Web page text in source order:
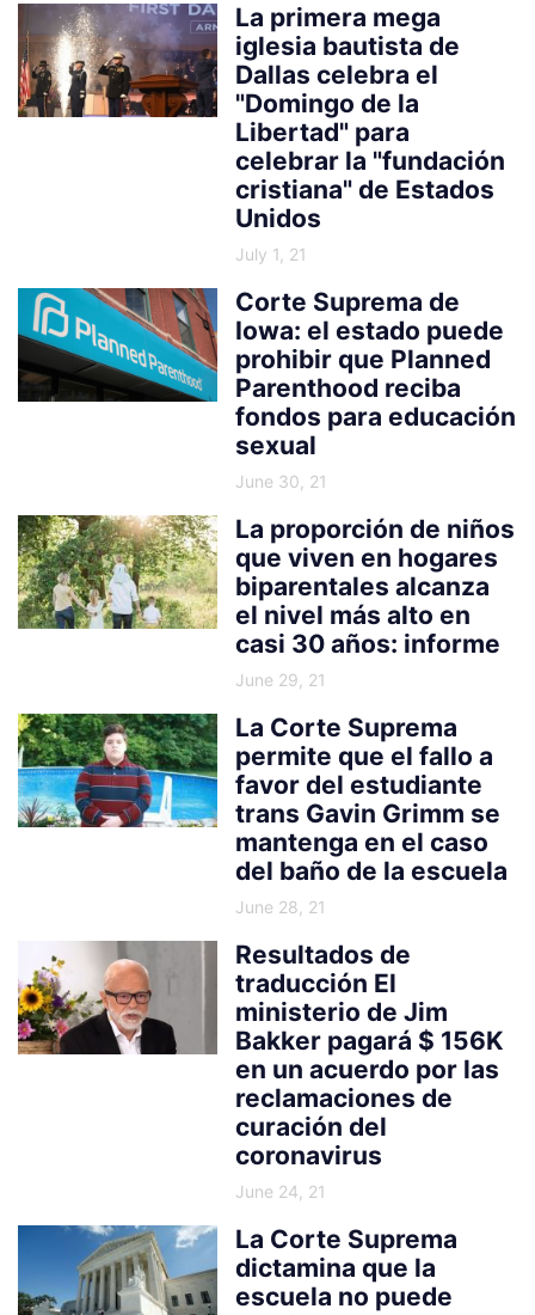
La primera mega
iglesia bautista de
Dallas celebra el
"Domingo de la
Libertad" para
celebrar la "fundación
cristiana" de Estados
Unidos
July 1, 21
Corte Suprema de
Iowa: el estado puede
prohibir que Planned
Parenthood reciba
fondos para educación
sexual
June 30, 21
La proporción de niños
que viven en hogares
biparentales alcanza
el nivel más alto en
casi 30 años: informe
June 29, 21
La Corte Suprema
permite que el fallo a
favor del estudiante
trans Gavin Grimm se
mantenga en el caso
del baño de la escuela
June 28, 21
Resultados de
traducción El
ministerio de Jim
Bakker pagará $ 156K
en un acuerdo por las
reclamaciones de
curación del
coronavirus
June 24, 21
La Corte Suprema
dictamina que la
escuela no puede